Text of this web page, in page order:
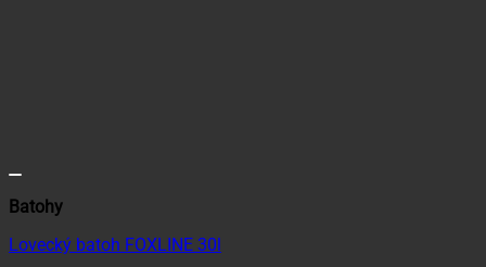
Batohy
Lovecký batoh FOXLINE 30l